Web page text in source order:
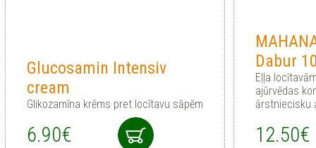
Glucosamin Intensiv
cream
Glikozamīna krēms pret locītavu sāpēm
6.90€
Dabur
Eļļa
ajūrvēdas
ārstniecisku
12.50€